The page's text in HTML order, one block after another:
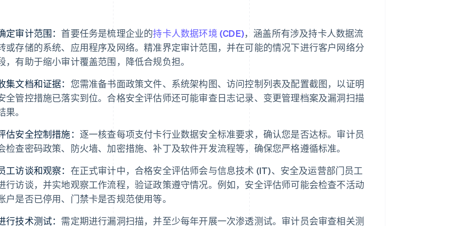
定审计范围： 首要任务是梳理企业的持卡人数据环境 (CDE)，涵盖所有涉及持卡人数据流
或存储的系统、应用程序及网络。精准界定审计范围，并在可能的情况下进行客户网络分
，有助于缩小审计覆盖范围，降低合规负担。
集文档和证据： 您需准备书面政策文件、系统架构图、访问控制列表及配置截图，以证明
全管控措施已落实到位。合格安全评估师还可能审查日志记录、变更管理档案及漏洞扫描
果。
估安全控制措施： 逐一核查每项支付卡行业数据安全标准要求，确认您是否达标。审计员
检查密码政策、防火墙、加密措施、补丁及软件开发流程等，确保您严格遵循标准。
工访谈和观察： 在正式审计中，合格安全评估师会与信息技术 (IT)、安全及运营部门员工
行访谈，并实地观察工作流程，验证政策遵守情况。例如，安全评估师可能会检查不活动
户是否已停用、门禁卡是否规范使用等。
行技术测试： 需定期进行漏洞扫描，并至少每年开展一次渗透测试。审计员会审查相关测